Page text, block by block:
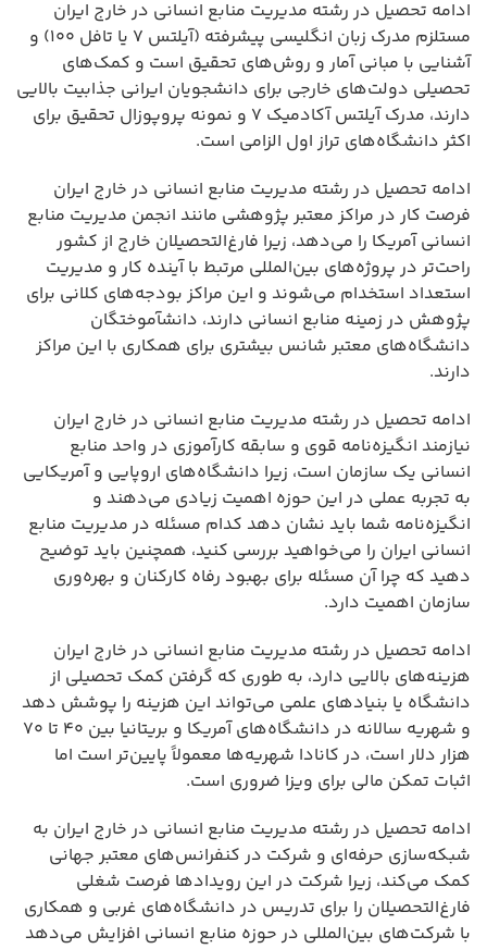
ادامه تحصیل در رشته مدیریت منابع انسانی در خارج ایران
مستلزم مدرک زبان انگلیسی پیشرفته (آیلتس ۷ یا تافل ۱۰۰) و
آشنایی با مبانی آمار و روش‌های تحقیق است و کمک‌های
تحصیلی دولت‌های خارجی برای دانشجویان ایرانی جذابیت بالایی
دارند، مدرک آیلتس آکادمیک ۷ و نمونه پروپوزال تحقیق برای
اکثر دانشگاه‌های تراز اول الزامی است.
ادامه تحصیل در رشته مدیریت منابع انسانی در خارج ایران
فرصت کار در مراکز معتبر پژوهشی مانند انجمن مدیریت منابع
انسانی آمریکا را می‌دهد، زیرا فارغ‌التحصیلان خارج از کشور
راحت‌تر در پروژه‌های بین‌المللی مرتبط با آینده کار و مدیریت
استعداد استخدام می‌شوند و این مراکز بودجه‌های کلانی برای
پژوهش در زمینه منابع انسانی دارند، دانشآموختگان
دانشگاه‌های معتبر شانس بیشتری برای همکاری با این مراکز
دارند.
ادامه تحصیل در رشته مدیریت منابع انسانی در خارج ایران
نیازمند انگیزه‌نامه قوی و سابقه کارآموزی در واحد منابع
انسانی یک سازمان است، زیرا دانشگاه‌های اروپایی و آمریکایی
به تجربه عملی در این حوزه اهمیت زیادی می‌دهند و
انگیزه‌نامه شما باید نشان دهد کدام مسئله در مدیریت منابع
انسانی ایران را می‌خواهید بررسی کنید، همچنین باید توضیح
دهید که چرا آن مسئله برای بهبود رفاه کارکنان و بهره‌وری
سازمان اهمیت دارد.
ادامه تحصیل در رشته مدیریت منابع انسانی در خارج ایران
هزینه‌های بالایی دارد، به طوری که گرفتن کمک تحصیلی از
دانشگاه یا بنیادهای علمی می‌تواند این هزینه را پوشش دهد
و شهریه سالانه در دانشگاه‌های آمریکا و بریتانیا بین ۴۰ تا ۷۰
هزار دلار است، در کانادا شهریه‌ها معمولاً پایین‌تر است اما
اثبات تمکن مالی برای ویزا ضروری است.
ادامه تحصیل در رشته مدیریت منابع انسانی در خارج ایران به
شبکه‌سازی حرفه‌ای و شرکت در کنفرانس‌های معتبر جهانی
کمک می‌کند، زیرا شرکت در این رویدادها فرصت شغلی
فارغ‌التحصیلان را برای تدریس در دانشگاه‌های غربی و همکاری
با شرکت‌های بین‌المللی در حوزه منابع انسانی افزایش می‌دهد